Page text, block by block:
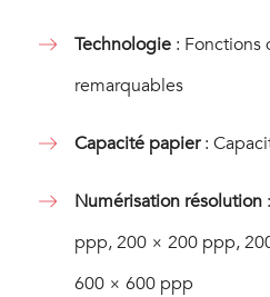
Technologie: Fonctions
remarquables
Capacité papier:
Numérisation résolution
ppp, 200 × 200 ppp,
600 × 600 ppp